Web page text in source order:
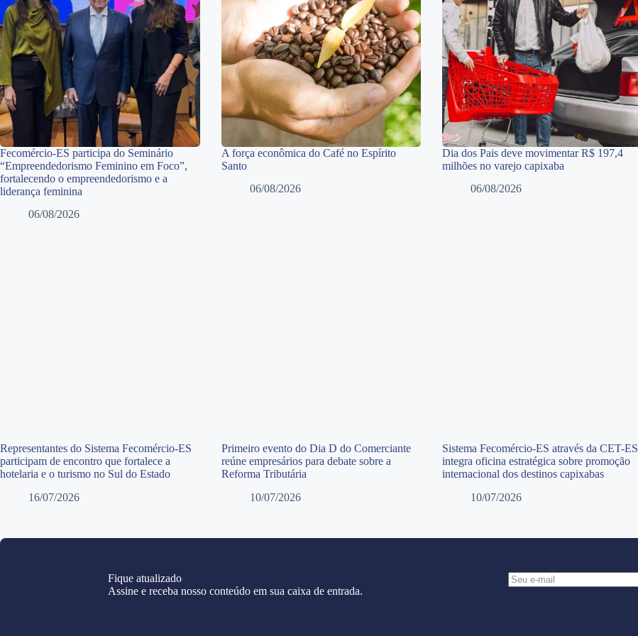
Fecomércio-ES participa do Seminário
“Empreendedorismo Feminino em Foco”,
fortalecendo o empreendedorismo e a
liderança feminina
06/08/2026
A força econômica do Café no Espírito
Santo
06/08/2026
Dia dos Pais deve movimentar R$ 197,4
milhões no varejo capixaba
06/08/2026
Representantes do Sistema Fecomércio-ES
participam de encontro que fortalece a
hotelaria e o turismo no Sul do Estado
16/07/2026
Primeiro evento do Dia D do Comerciante
reúne empresários para debate sobre a
Reforma Tributária
10/07/2026
Sistema Fecomércio-ES através da CET-ES
integra oficina estratégica sobre promoção
internacional dos destinos capixabas
10/07/2026
Fique atualizado
Assine e receba nosso conteúdo em sua caixa de entrada.